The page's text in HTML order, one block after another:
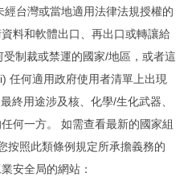
台灣或當地適用法律法規授權的
料和軟體出口、再出口或轉讓給
制裁或禁運的國家/地區，或者這
任何適用政府使用者清單上出現
終用途涉及核、化學/生化武器、
何一方。 如需查看最新的國家組
按照此類條例規定所承擔義務的
安全局的網站：